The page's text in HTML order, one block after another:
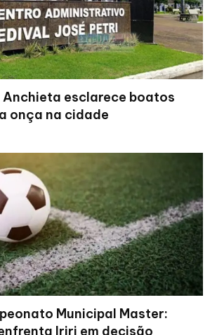
esclarece boatos
onça na cidade
Municipal Master:
Iriri em decisão